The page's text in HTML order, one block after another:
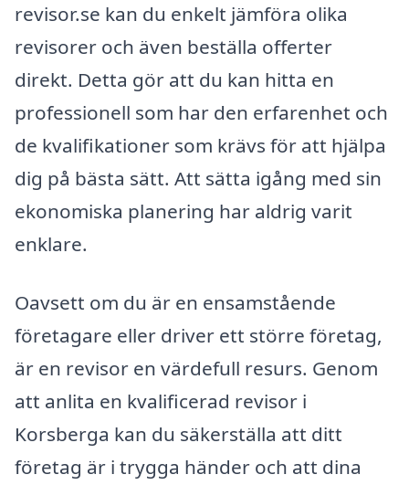
revisor.se kan du enkelt jämföra olika
revisorer och även beställa offerter
direkt. Detta gör att du kan hitta en
professionell som har den erfarenhet och
de kvalifikationer som krävs för att hjälpa
dig på bästa sätt. Att sätta igång med sin
ekonomiska planering har aldrig varit
enklare.
Oavsett om du är en ensamstående
företagare eller driver ett större företag,
är en revisor en värdefull resurs. Genom
att anlita en kvalificerad revisor i
Korsberga kan du säkerställa att ditt
företag är i trygga händer och att dina